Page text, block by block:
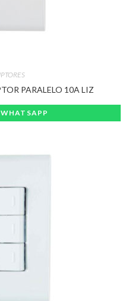
PARALELO 10A LIZ